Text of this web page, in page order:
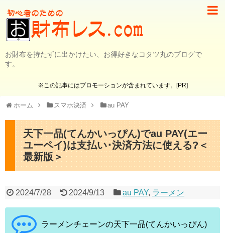
お財布を持たずに出かけたい、お得好きなコタツ丸のブログで
す。
※この記事にはプロモーションが含まれています。[PR]
ホーム スマホ決済 au PAY
天下一品(てんかいっぴん)でau PAY(エー
ユーペイ)は支払い･決済方法に使える?＜
最新版＞
2024/7/28 2024/9/13 au PAY, ラーメン
ラーメンチェーンの天下一品(てんかいっぴん)